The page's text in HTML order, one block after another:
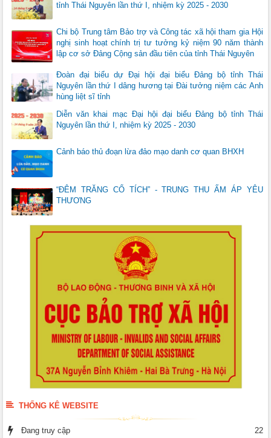
tỉnh Thái Nguyên lần thứ I, nhiệm kỳ 2025 - 2030
Chi bộ Trung tâm Bảo trợ và Công tác xã hội tham gia Hội
nghị sinh hoạt chính trị tư tưởng kỷ niệm 90 năm thành
lập cơ sở Đảng Cộng sản đầu tiên của tỉnh Thái Nguyên
Đoàn đại biểu dự Đại hội đại biểu Đảng bộ tỉnh Thái
Nguyên lần thứ I dâng hương tại Đài tưởng niệm các Anh
hùng liệt sĩ tỉnh
Diễn văn khai mạc Đại hội đại biểu Đảng bộ tỉnh Thái
Nguyên lần thứ I, nhiệm kỳ 2025 - 2030
Cảnh báo thủ đoạn lừa đảo mạo danh cơ quan BHXH
“ĐÊM TRĂNG CỔ TÍCH” - TRUNG THU ẤM ÁP YÊU
THƯƠNG
THỐNG KÊ WEBSITE
Đang truy cập 22